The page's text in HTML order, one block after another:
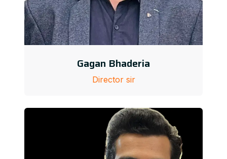
Gagan Bhaderia
Director sir